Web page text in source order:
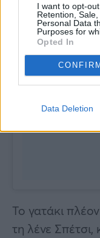
I want to opt-
Retention,
Personal Data
Purposes for
Opted In
CONFIRM
Data Deletion
Το γατάκι
τη λένε Σπέτσι,